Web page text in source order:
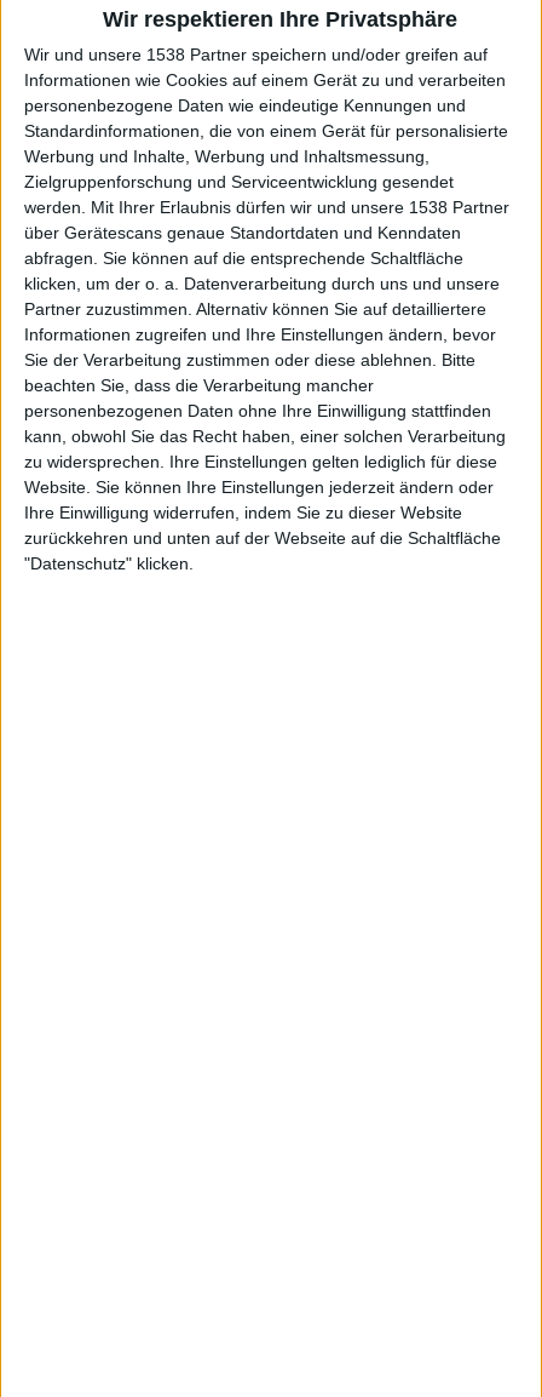
Wir respektieren Ihre Privatsphäre
Wir und unsere 1538 Partner speichern und/oder greifen auf
Informationen wie Cookies auf einem Gerät zu und verarbeiten
personenbezogene Daten wie eindeutige Kennungen und
Standardinformationen, die von einem Gerät für personalisierte
Werbung und Inhalte, Werbung und Inhaltsmessung,
Zielgruppenforschung und Serviceentwicklung gesendet
werden.
Mit Ihrer Erlaubnis dürfen wir und unsere 1538 Partner
über Gerätescans genaue Standortdaten und Kenndaten
abfragen. Sie können auf die entsprechende Schaltfläche
klicken, um der o. a. Datenverarbeitung durch uns und unsere
Partner zuzustimmen. Alternativ können Sie auf detailliertere
Informationen zugreifen und Ihre Einstellungen ändern, bevor
Sie der Verarbeitung zustimmen oder diese ablehnen.
Bitte
beachten Sie, dass die Verarbeitung mancher
personenbezogenen Daten ohne Ihre Einwilligung stattfinden
kann, obwohl Sie das Recht haben, einer solchen Verarbeitung
zu widersprechen. Ihre Einstellungen gelten lediglich für diese
Website. Sie können Ihre Einstellungen jederzeit ändern oder
Ihre Einwilligung widerrufen, indem Sie zu dieser Website
zurückkehren und unten auf der Webseite auf die Schaltfläche
"Datenschutz" klicken.
Jahrespoll 2006 mit Basser Tom Meist gehörte Alben Nur
Alben aus 2006, nur Metal-Artiges, keine ...
Special
Born From Pain
Song By Song zum neuen Album "War"
Die einzelnen Songs des neuen BORN FROM PAIN Albums